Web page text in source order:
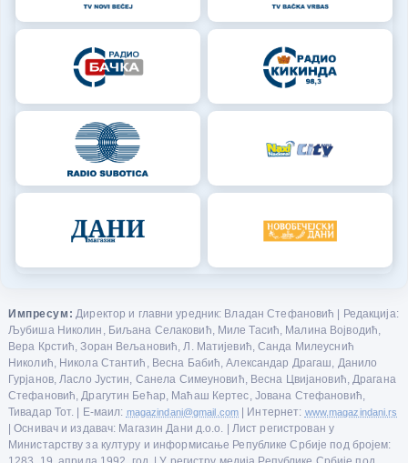
Импресум: Директор и главни уредник: Владан Стефановић | Редакција:
Љубиша Николин, Биљана Селаковић, Миле Тасић, Малина Војводић,
Вера Крстић, Зоран Вељановић, Л. Матијевић, Санда Милеуснић
Николић, Никола Стантић, Весна Бабић, Александар Драгаш, Данило
Гурјанов, Ласло Јустин, Санела Симеуновић, Весна Цвијановић, Драгана
Стефановић, Драгутин Бећар, Маћаш Кертес, Јована Стефановић,
Тивадар Тот. | Е-маил: magazindani@gmail.com | Интернет: www.magazindani.rs
| Оснивач и издавач: Магазин Дани д.о.о. | Лист регистрован у
Министарству за културу и информисање Републике Србије под бројем: